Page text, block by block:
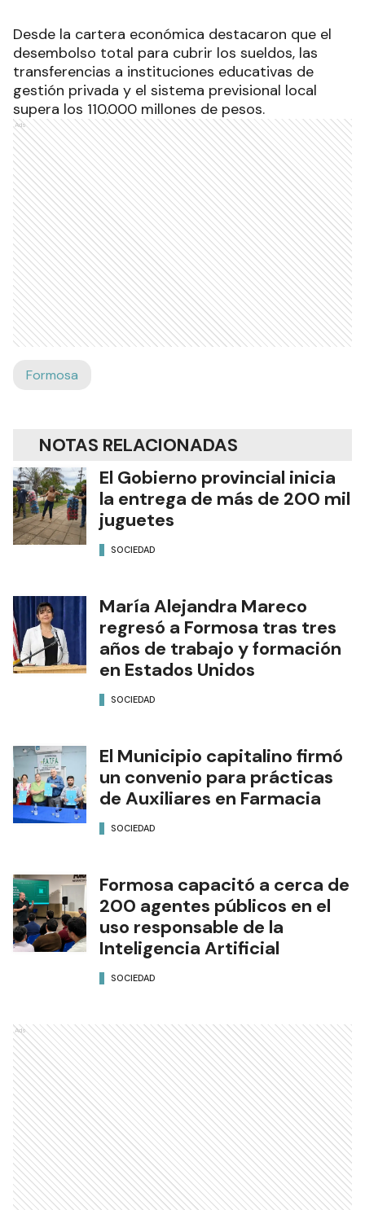
Desde la cartera económica destacaron que el
desembolso total para cubrir los sueldos, las
transferencias a instituciones educativas de
gestión privada y el sistema previsional local
supera los 110.000 millones de pesos.
Ads
Formosa
NOTAS RELACIONADAS
El Gobierno provincial inicia
la entrega de más de 200 mil
juguetes
SOCIEDAD
María Alejandra Mareco
regresó a Formosa tras tres
años de trabajo y formación
en Estados Unidos
SOCIEDAD
El Municipio capitalino firmó
un convenio para prácticas
de Auxiliares en Farmacia
SOCIEDAD
Formosa capacitó a cerca de
200 agentes públicos en el
uso responsable de la
Inteligencia Artificial
SOCIEDAD
Ads